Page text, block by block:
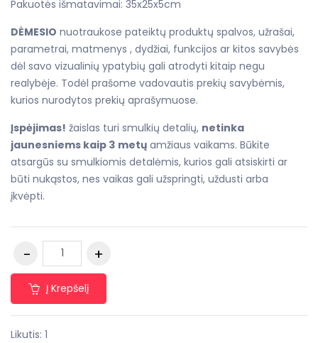
Pakuotės išmatavimai: 35x25x5cm
DĖMESIO nuotraukose pateiktų produktų spalvos, užrašai,
parametrai, matmenys , dydžiai, funkcijos ar kitos savybės
dėl savo vizualinių ypatybių gali atrodyti kitaip negu
realybėje. Todėl prašome vadovautis prekių savybėmis,
kurios nurodytos prekių aprašymuose.
Įspėjimas! žaislas turi smulkių detalių, netinka
jaunesniems kaip 3 metų amžiaus vaikams. Būkite
atsargūs su smulkiomis detalėmis, kurios gali atsiskirti ar
būti nukąstos, nes vaikas gali užspringti, uždusti arba
įkvėpti.
Į Krepšelį
Likutis: 1